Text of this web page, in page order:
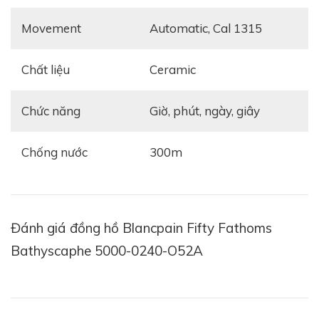
Blancpain Fifty Fathoms Bathyscaphe 5000-0240-
mặt kính sapphire chống trầy xước ưu việt. Chưa kể
đem lại sự thoải mái, dễ chịu cho người sử dụng.
xước mờ tạo ra các vùng sáng tối khác nhau vô cùng
thiết kế độc lạ đang chuyển động nhịp nhàng trên
mặt số, cung cấp thời gian với độ chính xác đáng tin
cậy. Hoàn thiện vẻ chuyên nghiệp cho mẫu đồng hồ
cửa sổ báo ngày nằm giữa hai góc 4 và 5 giờ nền
Movement automatic, Cal 1315
Chất liệu ceramic
Chức năng giờ, phút, ngày, giây
Chống nước 300m
Đánh giá đồng hồ Blancpain Fifty Fathoms
Bathyscaphe 5000-0240-O52A